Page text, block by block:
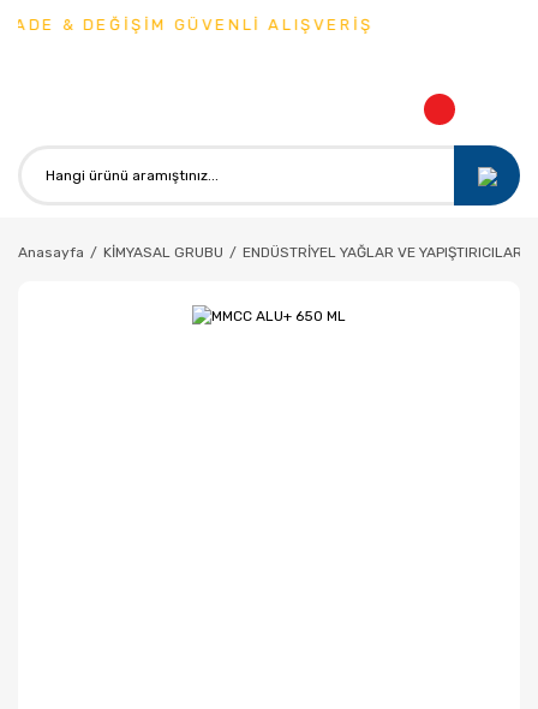
& DEĞİŞİM GÜVENLİ ALIŞVERİŞ
Anasayfa KİMYASAL GRUBU ENDÜSTRİYEL YAĞLAR VE YAPIŞTIRICILAR